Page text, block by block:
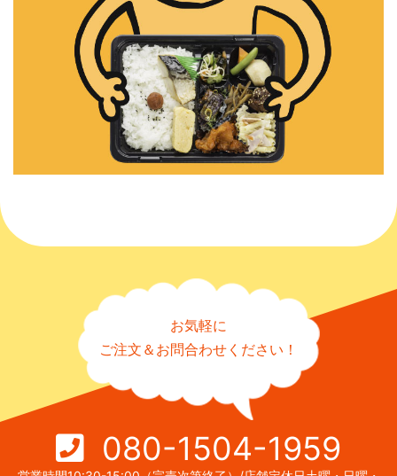
お気軽に
ご注文＆お問合わせください！
080-1504-1959